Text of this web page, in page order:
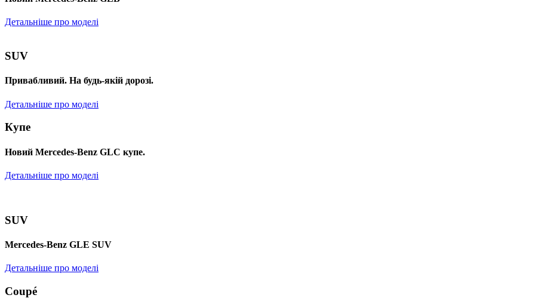
Детальніше про моделі
SUV
Привабливий. На будь-якій дорозі.
Детальніше про моделі
Купе
Новий Mercedes-Benz GLС купе.
Детальніше про моделі
SUV
Mercedes-Benz GLE SUV
Детальніше про моделі
Coupé